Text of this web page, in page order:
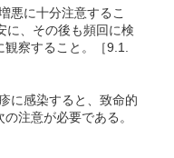
悪に十分注意するこ
に、その後も頻回に検
察すること。［9.1.
に感染すると、致命的
注意が必要である。